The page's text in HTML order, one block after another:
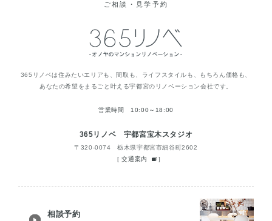
ご相談・見学予約
365リノベは住みたいエリアも、間取も、ライフスタイルも、もちろん価格も、
あなたの希望をまるごと叶える宇都宮のリノベーション会社です。
営業時間 10:00～18:00
365リノベ 宇都宮宝木スタジオ
〒320-0074 栃木県宇都宮市細谷町2602
[交通案内 ]
相談予約